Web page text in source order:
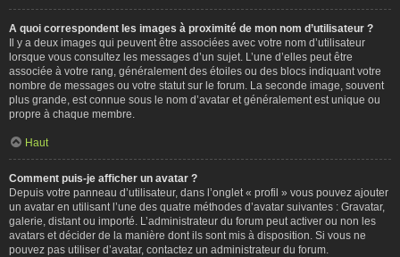
A quoi correspondent les images à proximité de mon nom d’utilisateur ?
Il y a deux images qui peuvent être associées avec votre nom d’utilisateur
lorsque vous consultez les messages d’un sujet. L’une d’elles peut être
associée à votre rang, généralement des étoiles ou des blocs indiquant votre
nombre de messages ou votre statut sur le forum. La seconde image, souvent
plus grande, est connue sous le nom d’avatar et généralement est unique ou
propre à chaque membre.
Haut
Comment puis-je afficher un avatar ?
Depuis votre panneau d’utilisateur, dans l’onglet « profil » vous pouvez ajouter
un avatar en utilisant l’une des quatre méthodes d’avatar suivantes : Gravatar,
galerie, distant ou importé. L’administrateur du forum peut activer ou non les
avatars et décider de la manière dont ils sont mis à disposition. Si vous ne
pouvez pas utiliser d’avatar, contactez un administrateur du forum.